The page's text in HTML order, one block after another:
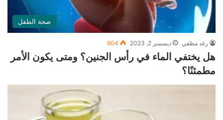
صحة الطفل
رغد مطفي ديسمبر 2, 2023 904
هل يختفي الماء في رأس الجنين؟ ومتى يكون الأمر
مطمئنًا؟